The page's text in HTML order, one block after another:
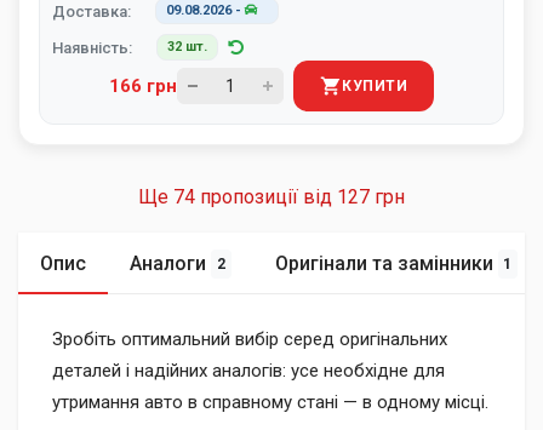
Доставка: 09.08.2026-
Наявність: 32 шт.
166 грн КУПИТИ
Ще 74 пропозиції від 127 грн
Опис Аналоги 2 Оригінали та замінники 1
Зробіть оптимальний вибір серед оригінальних
деталей і надійних аналогів: усе необхідне для
утримання авто в справному стані — в одному місці.